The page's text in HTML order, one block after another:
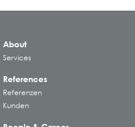
About
Services
References
Referenzen
Kunden